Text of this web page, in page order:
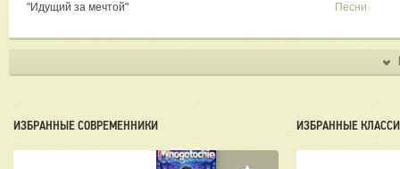
"Идущий за мечтой" Песни
ИЗБРАННЫЕ СОВРЕМЕННИКИ ИЗБРАННЫЕ